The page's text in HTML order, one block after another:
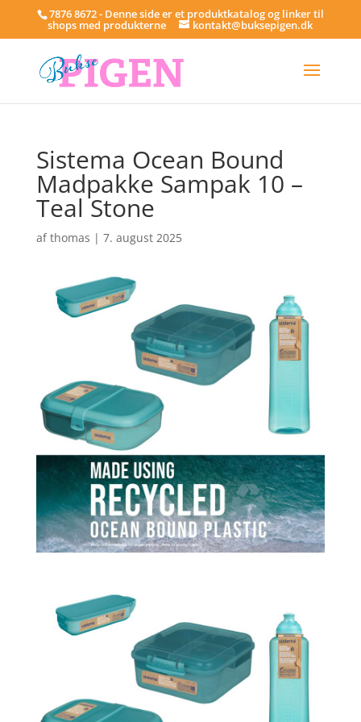
7876 8672 - Denne side er et produktkatalog og linker til
shops med produkterne kontakt@buksepigen.dk
Sistema Ocean Bound
Madpakke Sampak 10 –
Teal Stone
afthomas | 7. august 2025